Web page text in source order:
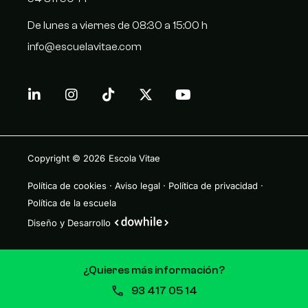
De lunes a viernes de 08:30 a 15:00 h
info@escuelavitae.com
Copyright © 2026 Escola Vitae
Política de cookies · Aviso legal · Política de privacidad ·
Política de la escuela
Diseño y Desarrollo
¿Quieres más información?
93 417 05 14